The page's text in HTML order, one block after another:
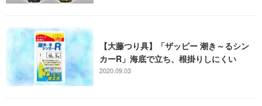
【大藤つり具】「ザッピー 潮き～るシン
カーR」海底で立ち、根掛りしにくい
2020.09.03